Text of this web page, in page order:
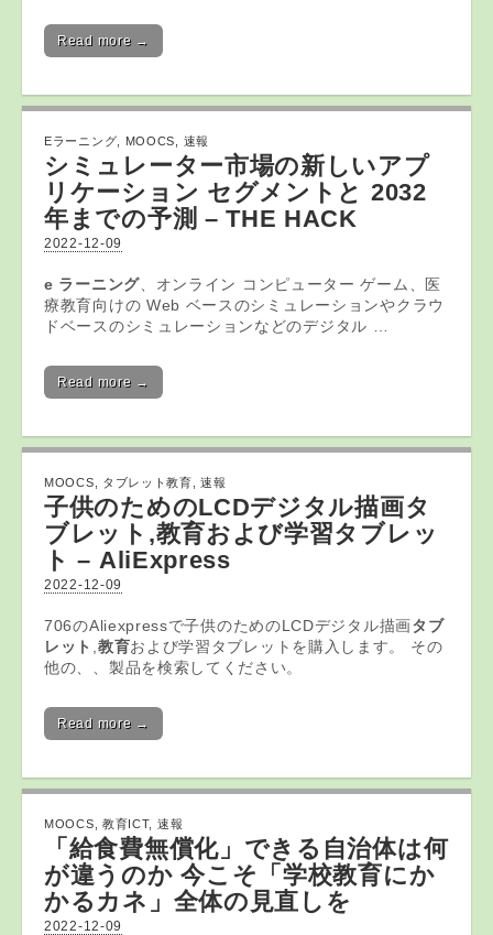
Read more →
Eラーニング MOOCS 速報
シミュレーター市場の新しいアプ
リケーション セグメントと 2032
年までの予測 – THE HACK
2022-12-09
e ラーニング、オンライン コンピューター ゲーム、医
療教育向けの Web ベースのシミュレーションやクラウ
ドベースのシミュレーションなどのデジタル …
Read more →
MOOCS タブレット教育 ,速報
子供のためのLCDデジタル描画タ
ブレット ,教育および学習タブレッ
ト – AliExpress
2022-12-09
706のAliexpressで子供のためのLCDデジタル描画タブ
レット 教育および学習タブレットを購入します。 その
他の、、製品を検索してください。
Read more →
MOOCS 教育ICT, 速報
「給食費無償化」できる自治体は何
が違うのか 今こそ「学校教育にか
かるカネ」全体の見直しを
2022-12-09